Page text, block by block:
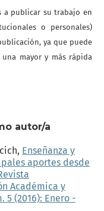
a publicar su trabajo en
o personales)
ya que puede
mayor y más rápida
autor/a
Enseñanza y
aportes desde
Académica y
5 (2016): Enero -